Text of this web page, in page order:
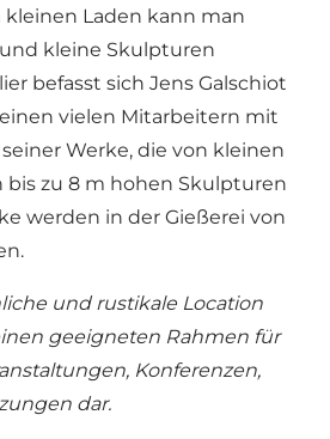
Laden kann man
kleine Skulpturen
befasst sich Jens Galschiot
vielen Mitarbeitern mit
Werke, die von kleinen
zu 8 m hohen Skulpturen
werden in der Gießerei von
und rustikale Location
geeigneten Rahmen für
Konferenzen,
dar.